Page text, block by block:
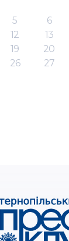
5 6
12 13
19 20
26 27